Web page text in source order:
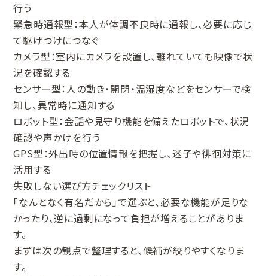
行う
緊急時通報型：本人が体調不良時に通報し、必要に応じ
て駆けつけにつなぐ
カメラ型：室内にカメラを設置し、離れていても映像で状
況を確認する
センサー型：人の動き・開閉・温湿度などをセンサーで検
知し、異常時に通知する
ロボット型：会話や見守り機能を備えたロボットで、状況
確認や声かけを行う
GPS型：外出時の位置情報を把握し、迷子や徘徊対策に
活用する
失敗しない選び方チェックリスト
「なんとなく有名だから」で選ぶと、必要な機能が足りな
かったり、逆に過剰になって負担が増えることがありま
す。
まずは次の観点で整理すると、候補が絞りやすくなりま
す。